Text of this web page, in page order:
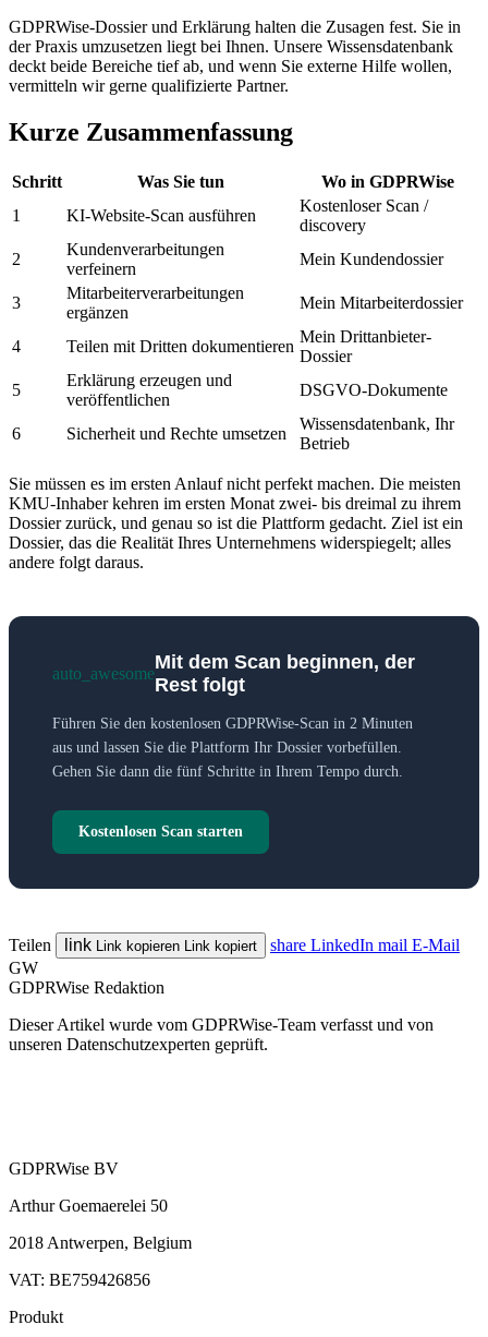
GDPRWise-Dossier und Erklärung halten die Zusagen fest. Sie in
der Praxis umzusetzen liegt bei Ihnen. Unsere Wissensdatenbank
deckt beide Bereiche tief ab, und wenn Sie externe Hilfe wollen,
vermitteln wir gerne qualifizierte Partner.
Kurze Zusammenfassung
Schritt Was Sie tun
Wo in GDPRWise
1
KI-Website-Scan ausführen
Kostenloser Scan /
discovery
2
Kundenverarbeitungen
verfeinern
Mein Kundendossier
3
Mitarbeiterverarbeitungen
ergänzen
Mein Mitarbeiterdossier
4 Teilen mit Dritten dokumentieren
Mein Drittanbieter-
Dossier
5
Erklärung erzeugen und
veröffentlichen
DSGVO-Dokumente
6 Sicherheit und Rechte umsetzen
Wissensdatenbank, Ihr
Betrieb
Sie müssen es im ersten Anlauf nicht perfekt machen. Die meisten
KMU-Inhaber kehren im ersten Monat zwei- bis dreimal zu ihrem
Dossier zurück, und genau so ist die Plattform gedacht. Ziel ist ein
Dossier, das die Realität Ihres Unternehmens widerspiegelt; alles
andere folgt daraus.
auto_awesome
Mit dem Scan beginnen, der
Rest folgt
Führen Sie den kostenlosen GDPRWise-Scan in 2 Minuten
aus und lassen Sie die Plattform Ihr Dossier vorbefüllen.
Gehen Sie dann die fünf Schritte in Ihrem Tempo durch.
Kostenlosen Scan starten
Teilen link Link kopieren Link kopiert share LinkedIn mail E-Mail
GW
GDPRWise Redaktion
Dieser Artikel wurde vom GDPRWise-Team verfasst und von
unseren Datenschutzexperten geprüft.
GDPRWise BV
Arthur Goemaerelei 50
2018 Antwerpen, Belgium
VAT: BE759426856
Produkt